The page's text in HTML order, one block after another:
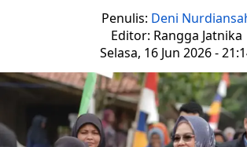
Penulis: Deni
Editor: Rangga Jatnika
Selasa, 16 Jun 2026 -